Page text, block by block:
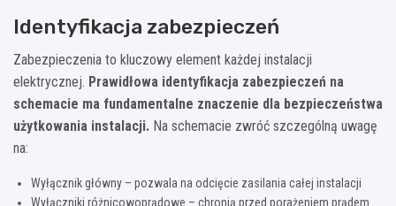
Identyfikacja zabezpieczeń
Zabezpieczenia to kluczowy element każdej instalacji
elektrycznej. Prawidłowa identyfikacja zabezpieczeń na
schemacie ma fundamentalne znaczenie dla bezpieczeństwa
użytkowania instalacji. Na schemacie zwróć szczególną uwagę
na:
Wyłącznik główny – pozwala na odcięcie zasilania całej instalacji
Wyłączniki różnicowoprądowe – chronią przed porażeniem prądem